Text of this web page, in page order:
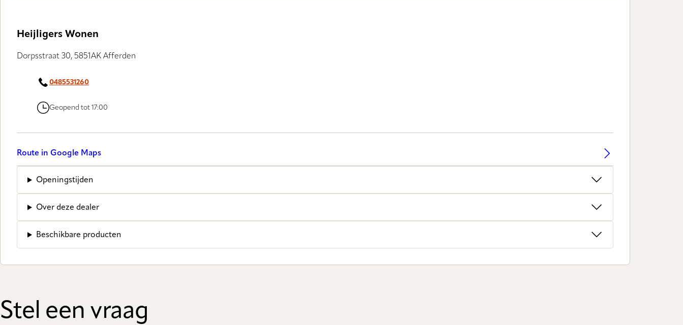
Heijligers Wonen
Dorpsstraat 30, 5851AK Afferden
0485531260
Geopend tot 17:00
Route in Google Maps
Openingstijden
Over deze dealer
Beschikbare producten
Stel een vraag